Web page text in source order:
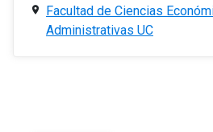
Facultad de Ciencias
Administrativas UC